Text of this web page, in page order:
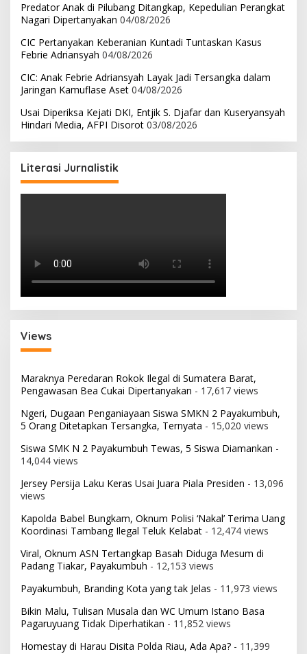
Predator Anak di Pilubang Ditangkap, Kepedulian Perangkat
Nagari Dipertanyakan 04/08/2026
CIC Pertanyakan Keberanian Kuntadi Tuntaskan Kasus
Febrie Adriansyah 04/08/2026
CIC: Anak Febrie Adriansyah Layak Jadi Tersangka dalam
Jaringan Kamuflase Aset 04/08/2026
Usai Diperiksa Kejati DKI, Entjik S. Djafar dan Kuseryansyah
Hindari Media, AFPI Disorot 03/08/2026
Literasi Jurnalistik
Views
Maraknya Peredaran Rokok Ilegal di Sumatera Barat,
Pengawasan Bea Cukai Dipertanyakan - 17,617 views
Ngeri, Dugaan Penganiayaan Siswa SMKN 2 Payakumbuh,
5 Orang Ditetapkan Tersangka, Ternyata - 15,020 views
Siswa SMK N 2 Payakumbuh Tewas, 5 Siswa Diamankan -
14,044 views
Jersey Persija Laku Keras Usai Juara Piala Presiden - 13,096
views
Kapolda Babel Bungkam, Oknum Polisi ‘Nakal’ Terima Uang
Koordinasi Tambang Ilegal Teluk Kelabat - 12,474 views
Viral, Oknum ASN Tertangkap Basah Diduga Mesum di
Padang Tiakar, Payakumbuh - 12,153 views
Payakumbuh, Branding Kota yang tak Jelas - 11,973 views
Bikin Malu, Tulisan Musala dan WC Umum Istano Basa
Pagaruyuang Tidak Diperhatikan - 11,852 views
Homestay di Harau Disita Polda Riau, Ada Apa? - 11,399